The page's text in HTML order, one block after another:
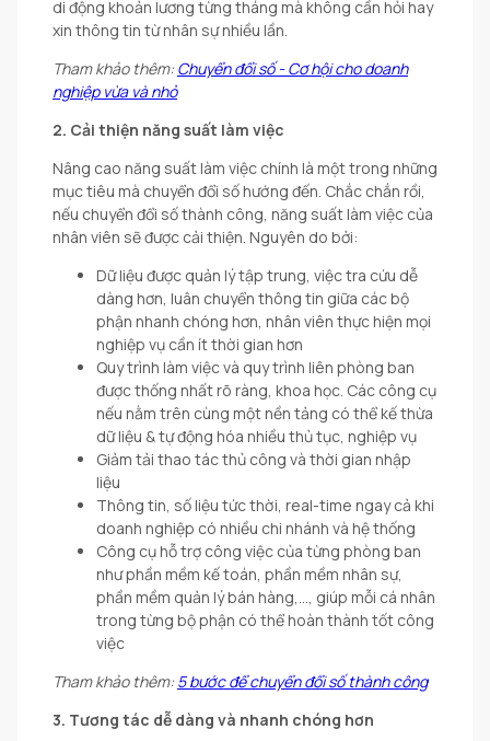
di động khoản lương từng tháng mà không cần hỏi hay
xin thông tin từ nhân sự nhiều lần.
Tham khảo thêm: Chuyển đổi số - Cơ hội cho doanh
nghiệp vừa và nhỏ
2. Cải thiện năng suất làm việc
Nâng cao năng suất làm việc chính là một trong những
mục tiêu mà chuyển đổi số hướng đến. Chắc chắn rồi,
nếu chuyển đổi số thành công, năng suất làm việc của
nhân viên sẽ được cải thiện. Nguyên do bởi:
Dữ liệu được quản lý tập trung, việc tra cứu dễ
dàng hơn, luân chuyển thông tin giữa các bộ
phận nhanh chóng hơn, nhân viên thực hiện mọi
nghiệp vụ cần ít thời gian hơn
Quy trình làm việc và quy trình liên phòng ban
được thống nhất rõ ràng, khoa học. Các công cụ
nếu nằm trên cùng một nền tảng có thể kế thừa
dữ liệu & tự động hóa nhiều thủ tục, nghiệp vụ
Giảm tải thao tác thủ công và thời gian nhập
liệu
Thông tin, số liệu tức thời, real-time ngay cả khi
doanh nghiệp có nhiều chi nhánh và hệ thống
Công cụ hỗ trợ công việc của từng phòng ban
như phần mềm kế toán, phần mềm nhân sự,
phần mềm quản lý bán hàng,…, giúp mỗi cá nhân
trong từng bộ phận có thể hoàn thành tốt công
việc
Tham khảo thêm: 5 bước để chuyển đổi số thành công
3. Tương tác dễ dàng và nhanh chóng hơn